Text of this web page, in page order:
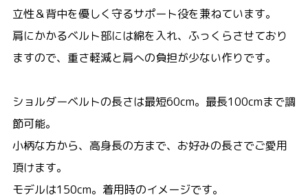
立性＆背中を優しく守るサポート役を兼ねています。
肩にかかるベルト部には綿を入れ、ふっくらさせており
ますので、重さ軽減と肩への負担が少ない作りです。
ショルダーベルトの長さは最短60cm。最長100cmまで調
節可能。
小柄な方から、高身長の方まで、お好みの長さでご愛用
頂けます。
モデルは150cm。着用時のイメージです。